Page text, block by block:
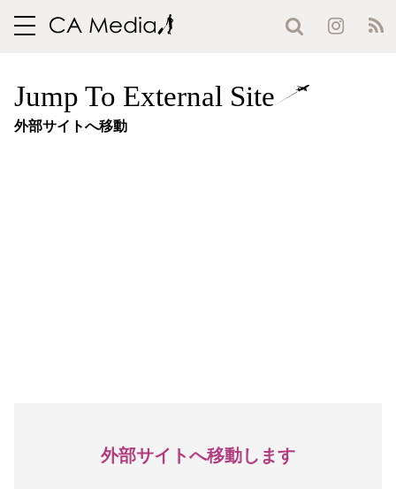
toggle
Jump To External Site
外部サイトへ移動
外部サイトへ移動します